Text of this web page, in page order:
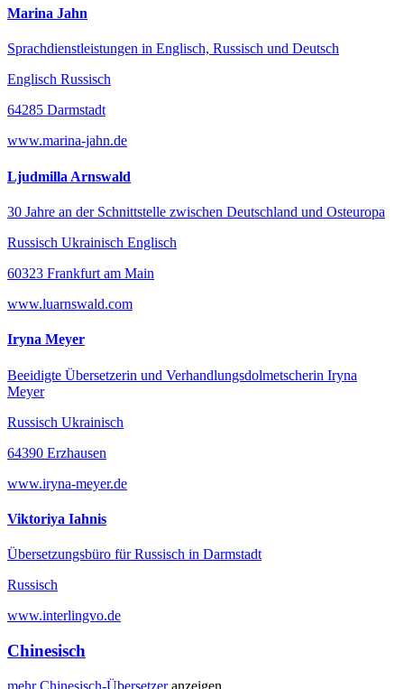
Marina Jahn
Sprachdienstleistungen in Englisch, Russisch und Deutsch
Englisch Russisch
64285 Darmstadt
www.marina-jahn.de
Ljudmilla Arnswald
30 Jahre an der Schnittstelle zwischen Deutschland und Osteuropa
Russisch Ukrainisch Englisch
60323 Frankfurt am Main
www.luarnswald.com
Iryna Meyer
Beeidigte Übersetzerin und Verhandlungsdolmetscherin Iryna
Meyer
Russisch Ukrainisch
64390 Erzhausen
www.iryna-meyer.de
Viktoriya Iahnis
Übersetzungsbüro für Russisch in Darmstadt
Russisch
www.interlingvo.de
Chinesisch
mehrChinesisch-Übersetzeranzeigen